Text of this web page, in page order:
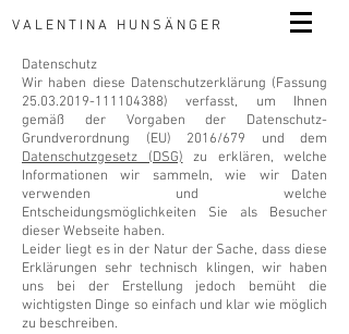
VALENTINA HUNSÄNGER
Datenschutz
Wir haben diese Datenschutzerklärung (Fassung
25.03.2019-111104388) verfasst, um Ihnen
gemäß der Vorgaben der Datenschutz-
Grundverordnung (EU) 2016/679 und dem
Datenschutzgesetz (DSG) zu erklären, welche
Informationen wir sammeln, wie wir Daten
verwenden und welche
Entscheidungsmöglichkeiten Sie als Besucher
dieser Webseite haben.
Leider liegt es in der Natur der Sache, dass diese
Erklärungen sehr technisch klingen, wir haben
uns bei der Erstellung jedoch bemüht die
wichtigsten Dinge so einfach und klar wie möglich
zu beschreiben.